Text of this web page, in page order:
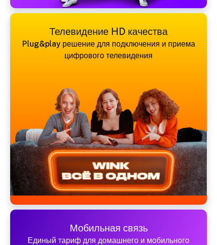
Телевидение HD качества
Plug&play решение для подключения и приема
цифрового телевидения
Мобильная связь
Единый тариф для домашнего и мобильного